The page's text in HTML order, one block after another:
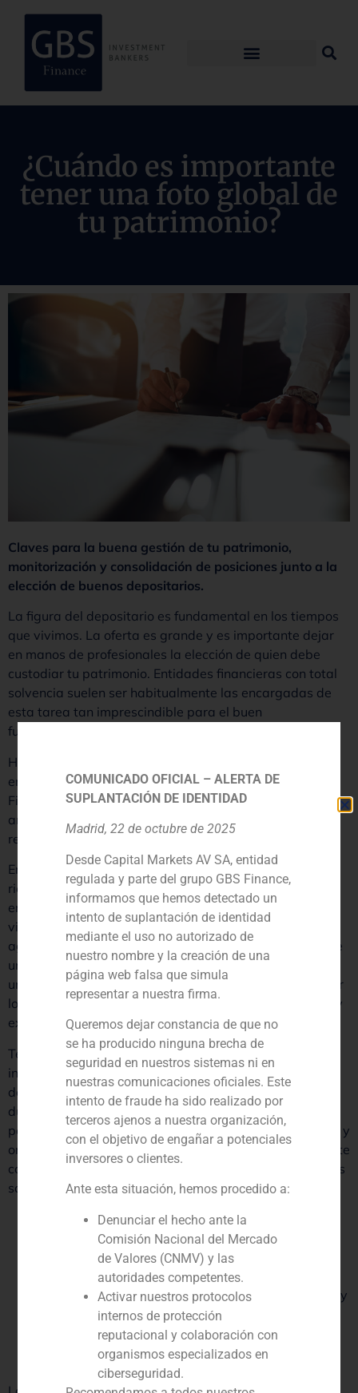
¿Cuándo es importante
tener una foto global de
tu patrimonio?
Claves para la buena gestión de tu patrimonio,
monitorización y consolidación de posiciones junto a la
elección de buenos depositarios.
La figura del depositario es fundamental en los tiempos
que vivimos. La oferta es grande y es importante dejar
en manos de profesionales la elección de quien debe
custodiar tu patrimonio. Entidades financieras con total
solvencia suelen ser habitualmente las encargadas de
esta tarea tan imprescindible para el buen
funcionamiento en la industria del ahorro.
Históricamente existe una muy buena relación entre
entidades depositarias y los family office como GBS
Finance, el trabajo conjunto y la comunicación ágil entre
ambos son el resultado de una gestión de éxito que
redunda en satisfacción del cliente.
En un mercado como el actual donde es común tener el
riesgo de depositaria diversificado en distintas
entidades tanto nacionales como internacionales, es de
vital importancia trabajar con un family office que
agregue todas estas cuentas para presentarle al cliente
una foto consolidada de sus posiciones. Este trabajo es
una fuente de valor añadido, ya que los depositarios por
lo general ofrecen un reporting de sus posiciones única y
exclusivamente.
Tener una visión 360º de tu cartera global evitará que
incurras en riesgos como sobre ponderaciones en
determinados activos o zonas geográficas, como
duplicidades que surgen por desconocimiento de
posiciones en otras entidades. Ofrecer una visión global y
ordenada de la situación actual del patrimonio del cliente
consiste en analizar, evaluar y realizar recomendaciones
sobre:
Distribución bancaria. Tamaño y costes de cada
depositario.
Análisis del comportamiento de la cartera versus
los principales índices de referencia.
Exposición por tipo de activo, por zona geográfica y
por divisa.
Análisis exhaustivo de los productos en cartera.
Análisis de los costes reales soportados por
COMUNICADO OFICIAL – ALERTA DE
SUPLANTACIÓN DE IDENTIDAD
Madrid, 22 de octubre de 2025
Desde Capital Markets AV SA, entidad
regulada y parte del grupo GBS Finance,
informamos que hemos detectado un
intento de suplantación de identidad
mediante el uso no autorizado de
nuestro nombre y la creación de una
página web falsa que simula
representar a nuestra firma.
Queremos dejar constancia de que no
se ha producido ninguna brecha de
seguridad en nuestros sistemas ni en
nuestras comunicaciones oficiales. Este
intento de fraude ha sido realizado por
terceros ajenos a nuestra organización,
con el objetivo de engañar a potenciales
inversores o clientes.
Ante esta situación, hemos procedido a:
Denunciar el hecho ante la
Comisión Nacional del Mercado
de Valores (CNMV) y las
autoridades competentes.
Activar nuestros protocolos
internos de protección
reputacional y colaboración con
organismos especializados en
ciberseguridad.